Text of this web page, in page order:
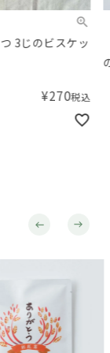
じのビスケッ
270税込
【
の